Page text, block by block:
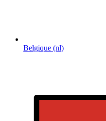
Belgique (nl)